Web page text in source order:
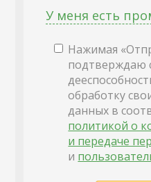
У меня есть
Нажимая
подтверждаю
обработку
данных в
политикой о
и передаче
и